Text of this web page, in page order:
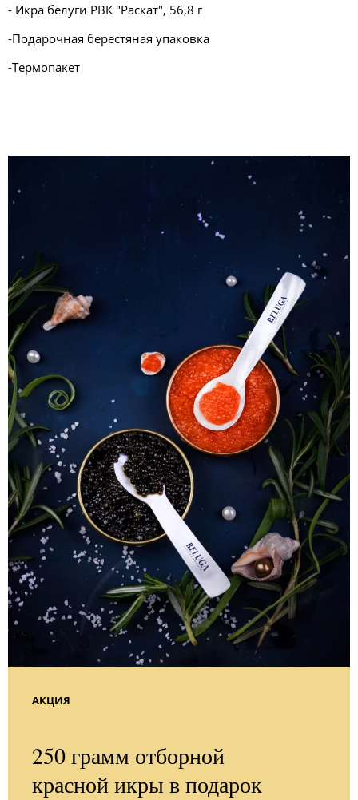
- Икра белуги РВК "Раскат", 56,8 г
-Подарочная берестяная упаковка
-Термопакет
АКЦИЯ
250 грамм отборной
красной икры в подарок